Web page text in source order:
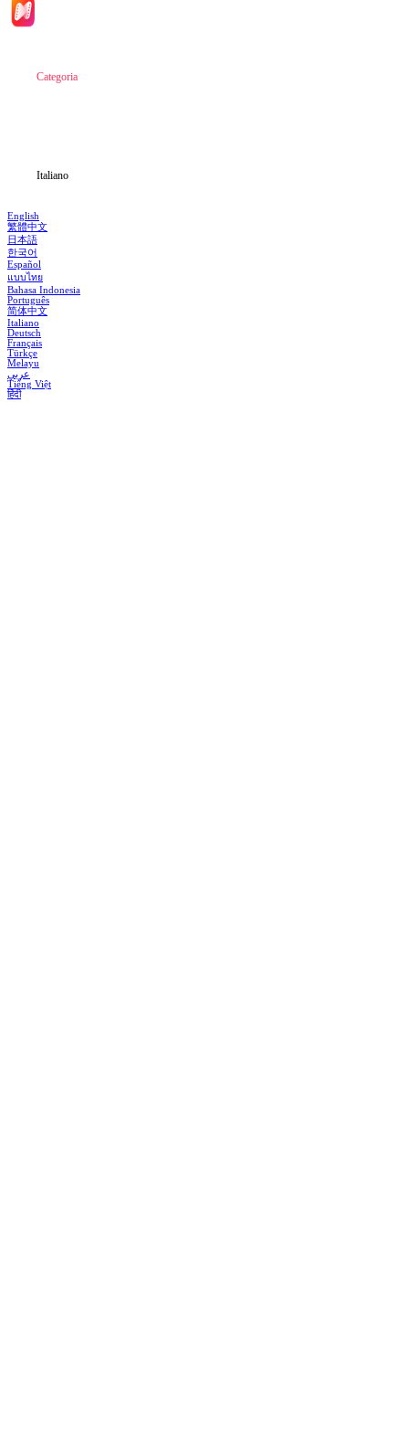
Categoria
Italiano
English
繁體中文
日本語
한국어
Español
แบบไทย
Bahasa Indonesia
Português
简体中文
Italiano
Deutsch
Français
Türkçe
Melayu
عربي
Tiếng Việt
हिंदी